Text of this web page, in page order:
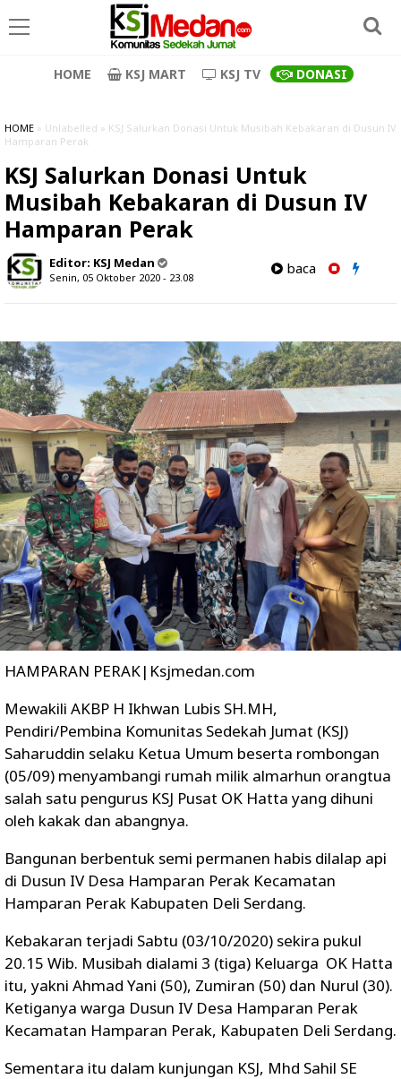
HOME KSJ MART KSJ TV DONASI
HOME » Unlabelled » KSJ Salurkan Donasi Untuk Musibah Kebakaran di Dusun IV
Hamparan Perak
KSJ Salurkan Donasi Untuk
Musibah Kebakaran di Dusun IV
Hamparan Perak
Editor: KSJ Medan
Senin, 05 Oktober 2020 - 23.08
baca
HAMPARAN PERAK|Ksjmedan.com
Mewakili AKBP H Ikhwan Lubis SH.MH,
Pendiri/Pembina Komunitas Sedekah Jumat (KSJ)
Saharuddin selaku Ketua Umum beserta rombongan
(05/09) menyambangi rumah milik almarhun orangtua
salah satu pengurus KSJ Pusat OK Hatta yang dihuni
oleh kakak dan abangnya.
Bangunan berbentuk semi permanen habis dilalap api
di Dusun IV Desa Hamparan Perak Kecamatan
Hamparan Perak Kabupaten Deli Serdang.
Kebakaran terjadi Sabtu (03/10/2020) sekira pukul
20.15 Wib. Musibah dialami 3 (tiga) Keluarga OK Hatta
itu, yakni Ahmad Yani (50), Zumiran (50) dan Nurul (30).
Ketiganya warga Dusun IV Desa Hamparan Perak
Kecamatan Hamparan Perak, Kabupaten Deli Serdang.
Sementara itu dalam kunjungan KSJ, Mhd Sahil SE